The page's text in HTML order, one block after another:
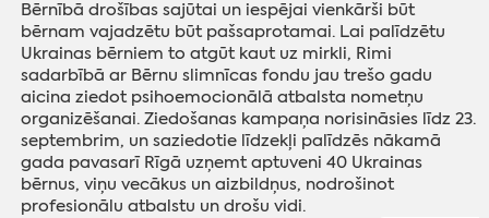
Bērnībā drošības sajūtai un iespējai vienkārši būt
bērnam vajadzētu būt pašsaprotamai. Lai palīdzētu
Ukrainas bērniem to atgūt kaut uz mirkli, Rimi
sadarbībā ar Bērnu slimnīcas fondu jau trešo gadu
aicina ziedot psihoemocionālā atbalsta nometņu
organizēšanai. Ziedošanas kampaņa norisināsies līdz 23.
septembrim, un saziedotie līdzekļi palīdzēs nākamā
gada pavasarī Rīgā uzņemt aptuveni 40 Ukrainas
bērnus, viņu vecākus un aizbildņus, nodrošinot
profesionālu atbalstu un drošu vidi.